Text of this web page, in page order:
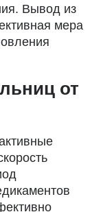
Вывод из
мера
от